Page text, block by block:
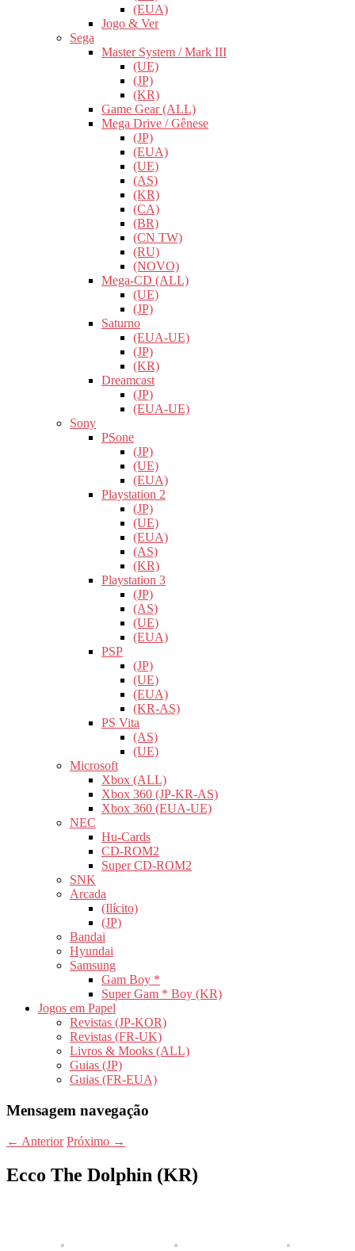
(EUA)
Jogo & Ver
Sega
Master System / Mark III
(UE)
(JP)
(KR)
Game Gear (ALL)
Mega Drive / Gênese
(JP)
(EUA)
(UE)
(AS)
(KR)
(CA)
(BR)
(CN TW)
(RU)
(NOVO)
Mega-CD (ALL)
(UE)
(JP)
Saturno
(EUA-UE)
(JP)
(KR)
Dreamcast
(JP)
(EUA-UE)
Sony
PSone
(JP)
(UE)
(EUA)
Playstation 2
(JP)
(UE)
(EUA)
(AS)
(KR)
Playstation 3
(JP)
(AS)
(UE)
(EUA)
PSP
(JP)
(UE)
(EUA)
(KR-AS)
PS Vita
(AS)
(UE)
Microsoft
Xbox (ALL)
Xbox 360 (JP-KR-AS)
Xbox 360 (EUA-UE)
NEC
Hu-Cards
CD-ROM2
Super CD-ROM2
SNK
Arcada
(Ilícito)
(JP)
Bandai
Hyundai
Samsung
Gam Boy *
Super Gam * Boy (KR)
Jogos em Papel
Revistas (JP-KOR)
Revistas (FR-UK)
Livros & Mooks (ALL)
Guias (JP)
Guias (FR-EUA)
Mensagem navegação
← Anterior Próximo →
Ecco The Dolphin (KR)